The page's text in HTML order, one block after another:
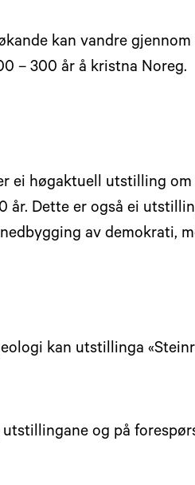
kan vandre
– 300 år å kristna Noreg.
ei høgaktuell utstilling
år. Dette er også ei
av demokrati,
kan utstillinga
og på